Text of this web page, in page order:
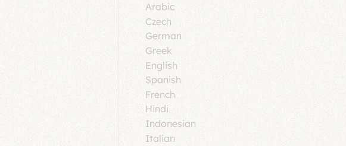
Arabic
Czech
German
Greek
English
Spanish
French
Hindi
Indonesian
Italian